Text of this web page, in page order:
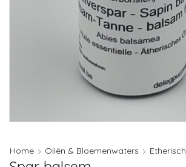
Home Oliën & Bloemenwaters